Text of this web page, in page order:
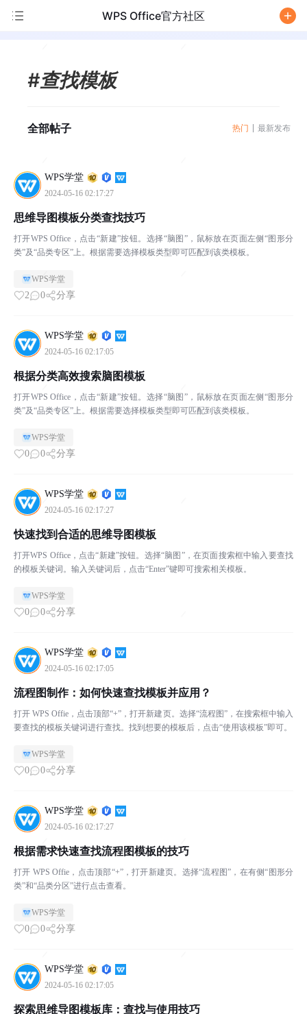
WPS Office官方社区
#查找模板
全部帖子 热门 最新发布
WPS学堂
2024-05-16 02:17:27
思维导图模板分类查找技巧
打开WPS Office，点击“新建”按钮。选择“脑图”，鼠标放在页面左侧“图形分
类”及“品类专区”上。根据需要选择模板类型即可匹配到该类模板。
WPS学堂
2 0 分享
WPS学堂
2024-05-16 02:17:05
根据分类高效搜索脑图模板
打开WPS Office，点击“新建”按钮。选择“脑图”，鼠标放在页面左侧“图形分
类”及“品类专区”上。根据需要选择模板类型即可匹配到该类模板。
WPS学堂
0 0 分享
WPS学堂
2024-05-16 02:17:27
快速找到合适的思维导图模板
打开WPS Office，点击“新建”按钮。选择“脑图”，在页面搜索框中输入要查找
的模板关键词。输入关键词后，点击“Enter”键即可搜索相关模板。
WPS学堂
0 0 分享
WPS学堂
2024-05-16 02:17:05
流程图制作：如何快速查找模板并应用？
打开 WPS Offie，点击顶部“+”，打开新建页。选择“流程图”，在搜索框中输入
要查找的模板关键词进行查找。找到想要的模板后，点击“使用该模板”即可。
WPS学堂
0 0 分享
WPS学堂
2024-05-16 02:17:27
根据需求快速查找流程图模板的技巧
打开 WPS Offie，点击顶部“+”，打开新建页。选择“流程图”，在有侧“图形分
类”和“品类分区”进行点击查看。
WPS学堂
0 0 分享
WPS学堂
2024-05-16 02:17:05
探索思维导图模板库：查找与使用技巧